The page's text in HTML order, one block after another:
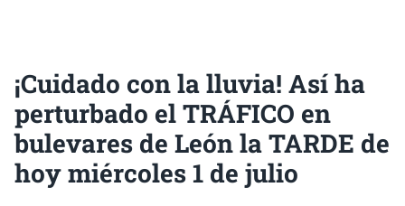
¡Cuidado con la lluvia! Así ha
perturbado el TRÁFICO en
bulevares de León la TARDE de
hoy miércoles 1 de julio